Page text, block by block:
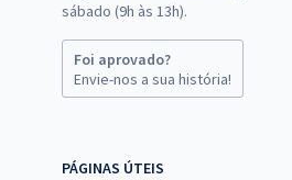
sábado (9h às 13h).
Foi aprovado?
Envie-nos a sua história!
PÁGINAS ÚTEIS